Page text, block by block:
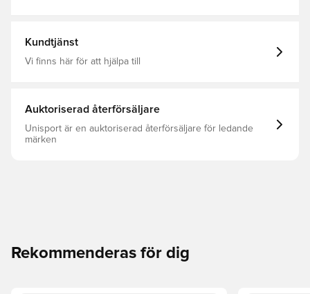
Kundtjänst
Vi finns här för att hjälpa till
Auktoriserad återförsäljare
Unisport är en auktoriserad återförsäljare för ledande
märken
Rekommenderas för dig